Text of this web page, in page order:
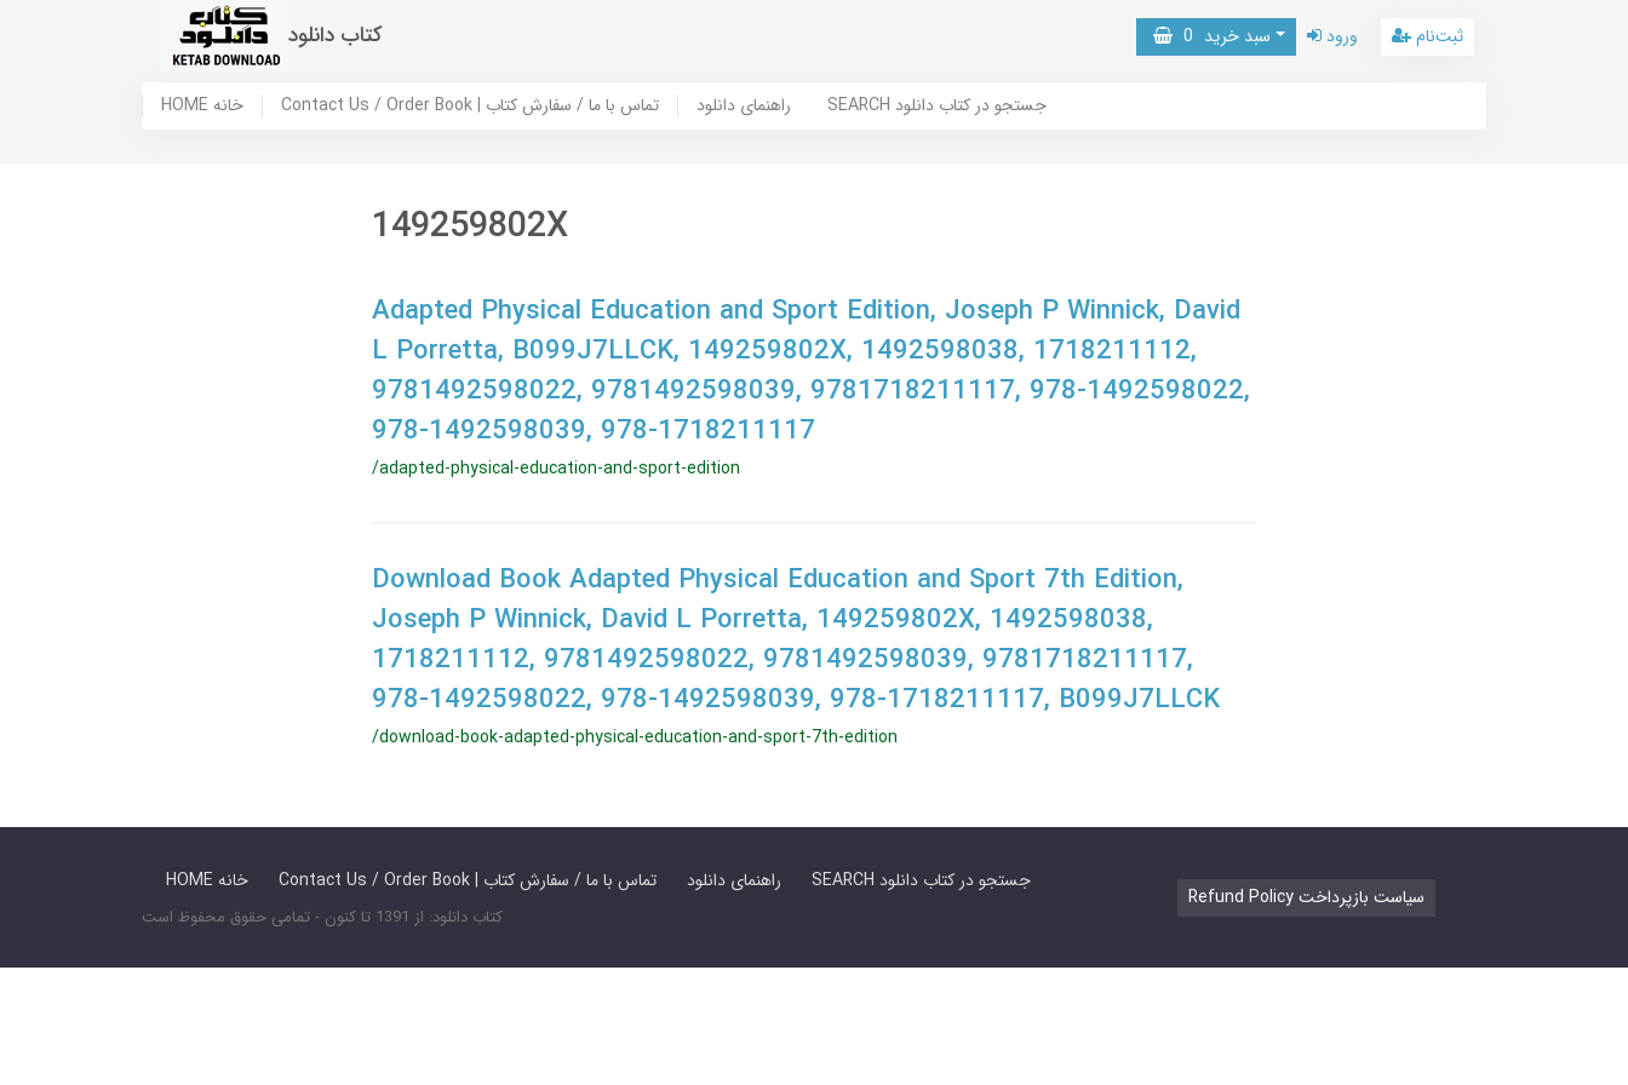
کتاب دانلود سبد خرید 0 ورود ثبت‌نام
HOME خانه Contact Us / Order Book | تماس با ما / سفارش کتاب راهنمای دانلود SEARCH جستجو در کتاب دانلود
149259802X
Adapted Physical Education and Sport Edition, Joseph P Winnick, David
L Porretta, B099J7LLCK, 149259802X, 1492598038, 1718211112,
9781492598022, 9781492598039, 9781718211117, 978-1492598022,
978-1492598039, 978-1718211117
/adapted-physical-education-and-sport-edition
Download Book Adapted Physical Education and Sport 7th Edition,
Joseph P Winnick, David L Porretta, 149259802X, 1492598038,
1718211112, 9781492598022, 9781492598039, 9781718211117,
978-1492598022, 978-1492598039, 978-1718211117, B099J7LLCK
/download-book-adapted-physical-education-and-sport-7th-edition
HOME خانه Contact Us / Order Book | تماس با ما / سفارش کتاب راهنمای دانلود SEARCH جستجو در کتاب دانلود
کتاب دانلود: از 1391 تا کنون - تمامی حقوق محفوظ است
Refund Policy سیاست بازپرداخت